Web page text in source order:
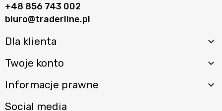
+48 856 743 002
biuro@traderline.pl
Dla klienta 
Twoje konto 
Informacje prawne 
Social media